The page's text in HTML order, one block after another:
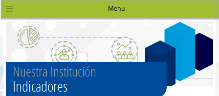
Menu
Nuestra Institución
Indicadores